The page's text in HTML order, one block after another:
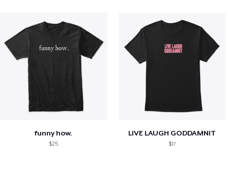
funny how.
$25
LIVE LAUGH GODDAMNIT
$17